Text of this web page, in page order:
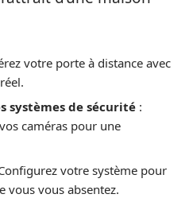
votre porte à distance avec
systèmes de sécurité :
caméras pour une
votre système pour
vous vous absentez.